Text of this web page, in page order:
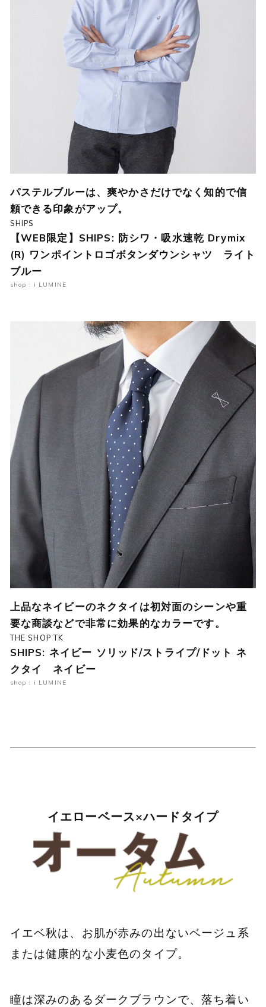
パステルブルーは、爽やかさだけでなく知的で信
頼できる印象がアップ。
SHIPS
【WEB限定】SHIPS: 防シワ・吸水速乾 Drymix
(R) ワンポイントロゴボタンダウンシャツ ライト
ブルー
shop : i LUMINE
上品なネイビーのネクタイは初対面のシーンや重
要な商談などで非常に効果的なカラーです。
THE SHOP TK
SHIPS: ネイビー ソリッド/ストライプ/ドット ネ
クタイ ネイビー
shop : i LUMINE
イエローベース×ハードタイプ
イエベ秋は、お肌が赤みの出ないベージュ系
または健康的な小麦色のタイプ。
瞳は深みのあるダークブラウンで、落ち着い